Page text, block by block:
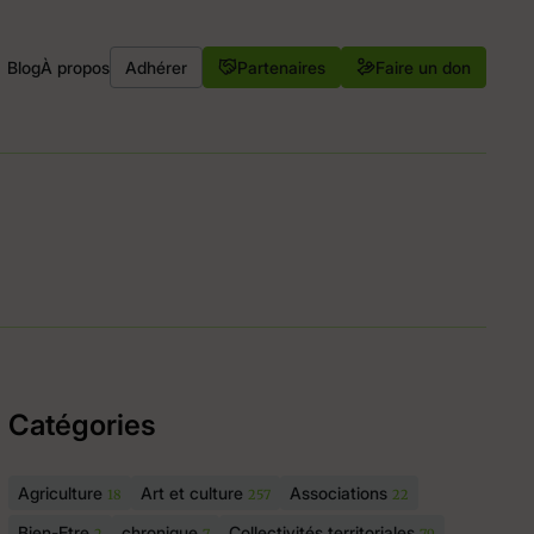
BlogÀ propos Adhérer Partenaires Faire un don
Catégories
Agriculture 18 Art et culture 257 Associations 22